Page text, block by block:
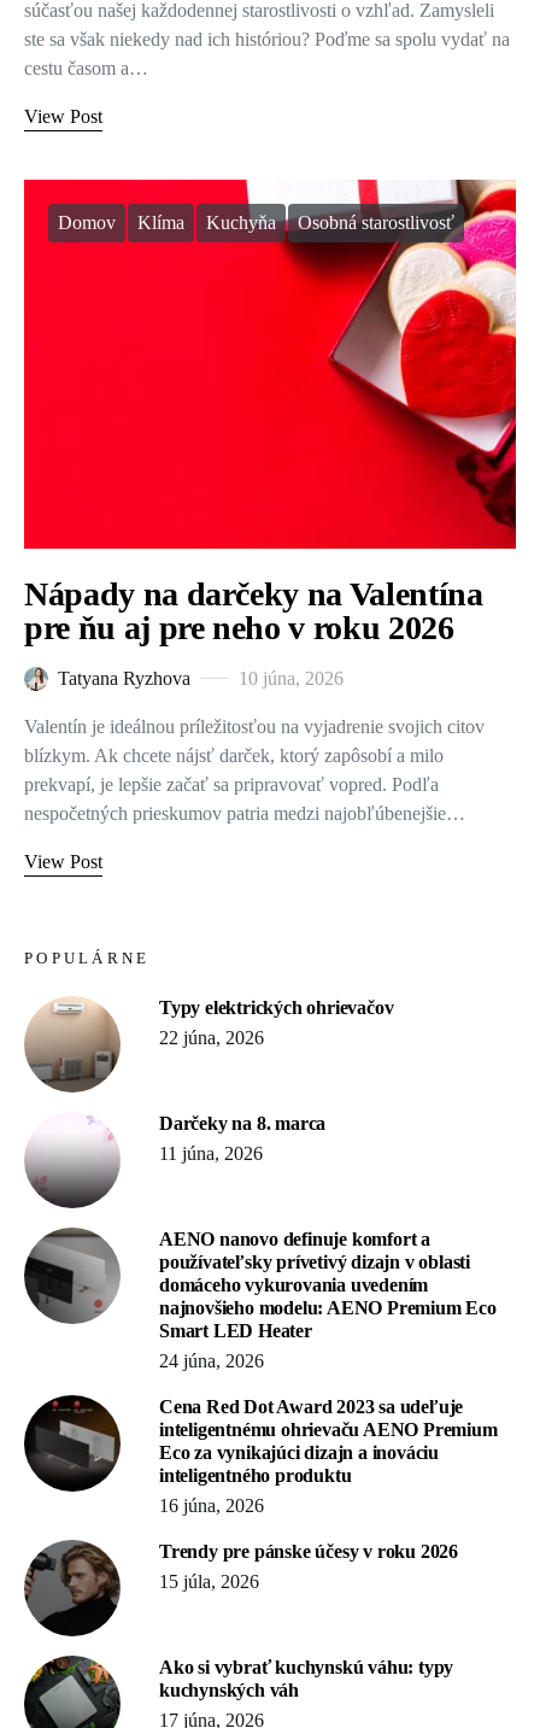
súčasťou našej každodennej starostlivosti o vzhľad. Zamysleli
ste sa však niekedy nad ich históriou? Poďme sa spolu vydať na
cestu časom a…
View Post
Domov Klíma Kuchyňa Osobná starostlivosť
Nápady na darčeky na Valentína
pre ňu aj pre neho v roku 2026
Tatyana Ryzhova 10 júna, 2026
Valentín je ideálnou príležitosťou na vyjadrenie svojich citov
blízkym. Ak chcete nájsť darček, ktorý zapôsobí a milo
prekvapí, je lepšie začať sa pripravovať vopred. Podľa
nespočetných prieskumov patria medzi najobľúbenejšie…
View Post
POPULÁRNE
Typy elektrických ohrievačov
22 júna, 2026
Darčeky na 8. marca
11 júna, 2026
AENO nanovo definuje komfort a
používateľsky prívetivý dizajn v oblasti
domáceho vykurovania uvedením
najnovšieho modelu: AENO Premium Eco
Smart LED Heater
24 júna, 2026
Cena Red Dot Award 2023 sa udeľuje
inteligentnému ohrievaču AENO Premium
Eco za vynikajúci dizajn a inováciu
inteligentného produktu
16 júna, 2026
Trendy pre pánske účesy v roku 2026
15 júla, 2026
Ako si vybrať kuchynskú váhu: typy
kuchynských váh
17 júna, 2026